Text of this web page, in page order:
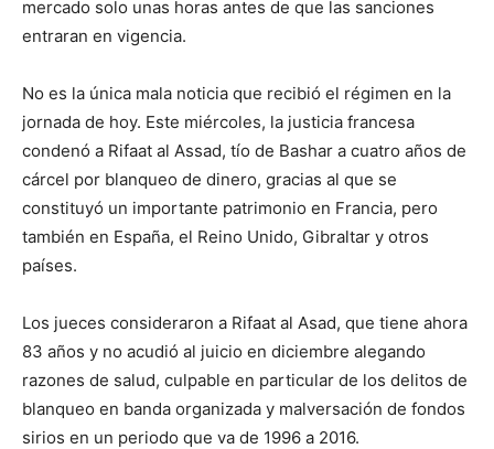
mercado solo unas horas antes de que las sanciones
entraran en vigencia.
No es la única mala noticia que recibió el régimen en la
jornada de hoy. Este miércoles, la justicia francesa
condenó a Rifaat al Assad, tío de Bashar a cuatro años de
cárcel por blanqueo de dinero, gracias al que se
constituyó un importante patrimonio en Francia, pero
también en España, el Reino Unido, Gibraltar y otros
países.
Los jueces consideraron a Rifaat al Asad, que tiene ahora
83 años y no acudió al juicio en diciembre alegando
razones de salud, culpable en particular de los delitos de
blanqueo en banda organizada y malversación de fondos
sirios en un periodo que va de 1996 a 2016.